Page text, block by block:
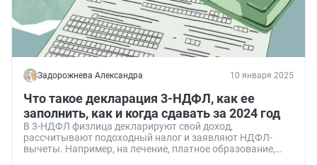
Задорожнева Александра 10 января 2025
Что такое декларация 3-НДФЛ, как ее
заполнить, как и когда сдавать за 2024 год
В 3-НДФЛ физлица декларируют свой доход,
рассчитывают подоходный налог и заявляют НДФЛ-
вычеты. Например, на лечение, платное образование,